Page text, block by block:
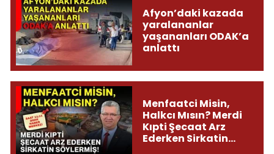
Afyon’daki kazada
yaralananlar
yaşananları ODAK’a
anlattı
Menfaatci Misin,
Halkcı Mısın? Merdi
Kıpti Şecaat Arz
Ederken Sirkatin